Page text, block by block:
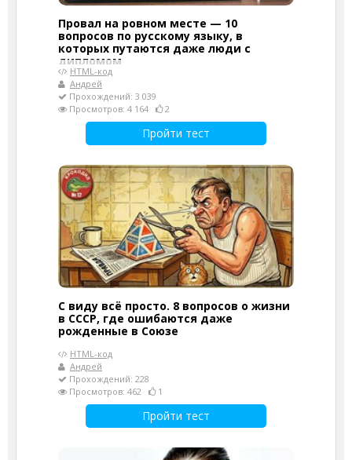
Провал на ровном месте — 10
вопросов по русскому языку, в
которых путаются даже люди с
дипломом
HTML-код
Андрей
Прохождений: 3 039
Просмотров: 4 164
2
Пройти тест
С виду всё просто. 8 вопросов о жизни
в СССР, где ошибаются даже
рожденные в Союзе
HTML-код
Андрей
Прохождений: 228
Просмотров: 462
1
Пройти тест